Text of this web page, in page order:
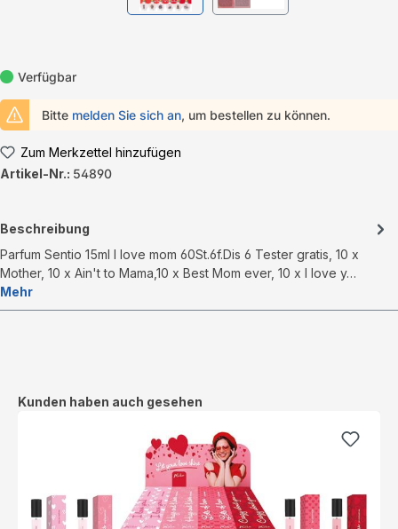
Verfügbar
Bitte melden Sie sich an, um bestellen zu können.
Zum Merkzettel hinzufügen
Artikel-Nr.: 54890
Beschreibung
Parfum Sentio 15ml I love mom 60St.6f.Dis 6 Tester gratis, 10 x
Mother, 10 x Ain't to Mama,10 x Best Mom ever, 10 x I love y…
Mehr
Produktgalerie überspringen
Kunden haben auch gesehen